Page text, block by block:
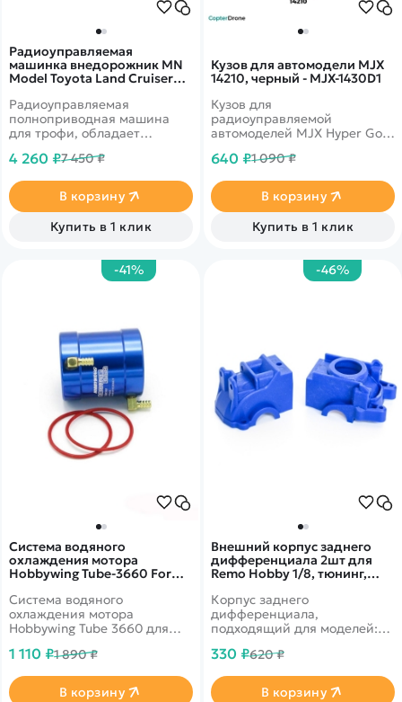
Радиоуправляемая
машинка внедорожник MN
Model Toyota Land Cruiser
SILVER
Радиоуправляемая
полноприводная машина
для трофи, обладает
проходимостью и высоким
4 260 ₽7 450 ₽
В корзину
Купить в 1 клик
Кузов для автомодели MJX
14210, черный - MJX-1430D1
Кузов для
радиоуправляемой
автомоделей MJX Hyper Go
640 ₽1 090 ₽
В корзину
Купить в 1 клик
-41%
Система водяного
охлаждения мотора
Hobbywing Tube-3660 For
32366000
Система водяного
охлаждения мотора
Hobbywing Tube 3660 для
1 110 ₽1 890 ₽
В корзину
-46%
Внешний корпус заднего
дифференциала 2шт для
Remo Hobby 1/8, тюнинг,
Корпус заднего
дифференциала,
подходящий для моделей:
RH8035, RH8081, RH8085,
RH1025, RH1021.
330 ₽620 ₽
В корзину